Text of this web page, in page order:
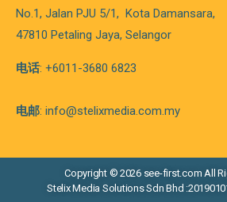
No.1, Jalan PJU 5/1, Kota Damansara,
47810 Petaling Jaya, Selangor
电话: +6011-3680 6823
电邮: info@stelixmedia.com.my
Copyright © 2026 see-first.com All
Stelix Media Solutions Sdn Bhd